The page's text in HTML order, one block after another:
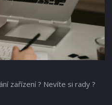
zařízení ? Nevíte si rady ?